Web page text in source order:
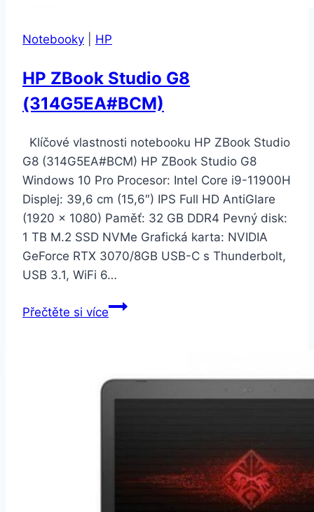
Notebooky HP
HP ZBook Studio G8
(314G5EA#BCM)
Klíčové vlastnosti notebooku HP ZBook Studio
G8 (314G5EA#BCM) HP ZBook Studio G8
Windows 10 Pro Procesor: Intel Core i9-11900H
Displej: 39,6 cm (15,6″) IPS Full HD AntiGlare
(1920 × 1080) Paměť: 32 GB DDR4 Pevný disk:
1 TB M.2 SSD NVMe Grafická karta: NVIDIA
GeForce RTX 3070/8GB USB-C s Thunderbolt,
USB 3.1, WiFi 6…
Přečtěte si víceHP
(314G5EA#BCM)